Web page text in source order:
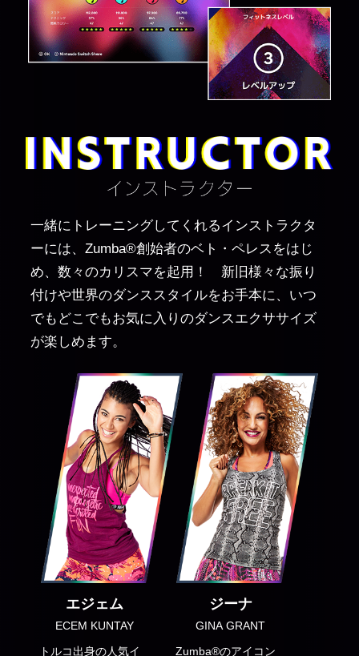
一緒にトレーニングしてくれるインストラクタ
ーには、Zumba®創始者のベト・ペレスをはじ
め、数々のカリスマを起用！ 新旧様々な振り
付けや世界のダンススタイルをお手本に、いつ
でもどこでもお気に入りのダンスエクササイズ
が楽しめます。
エジェム
ECEM KUNTAY
トルコ出身の人気イ
ジーナ
GINA GRANT
Zumba®のアイコン